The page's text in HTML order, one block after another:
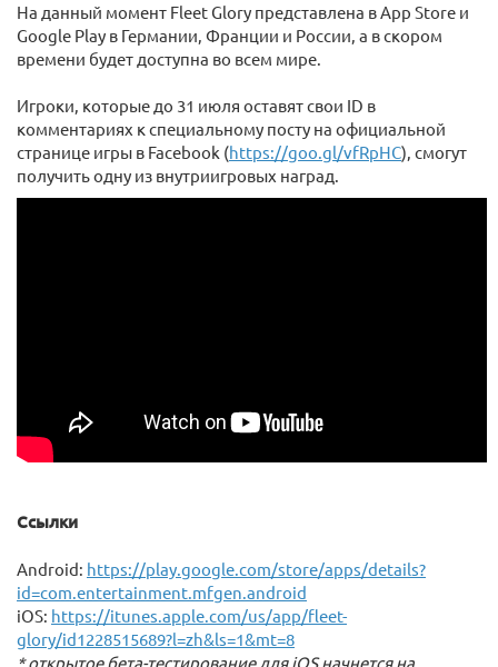
На данный момент Fleet Glory представлена в App Store и
Google Play в Германии, Франции и России, а в скором
времени будет доступна во всем мире.
Игроки, которые до 31 июля оставят свои ID в
комментариях к специальному посту на официальной
странице игры в Facebook (https://goo.gl/vfRpHC), смогут
получить одну из внутриигровых наград.
Ссылки
Android: https://play.google.com/store/apps/details?
id=com.entertainment.mfgen.android
iOS: https://itunes.apple.com/us/app/fleet-
glory/id1228515689?l=zh&ls=1&mt=8
* открытое бета-тестирование для iOS начнется на